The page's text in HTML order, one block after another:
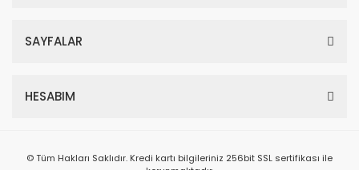
SAYFALAR
HESABIM
© Tüm Hakları Saklıdır. Kredi kartı bilgileriniz 256bit SSL sertifikası ile